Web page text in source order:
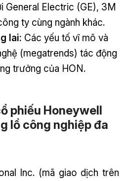
General Electric (GE), 3M
ty cùng ngành khác.
lai: Các yếu tố vĩ mô và
(megatrends) tác động
trưởng của HON.
phiếu Honeywell
lồ công nghiệp đa
Inc. (mã giao dịch trên